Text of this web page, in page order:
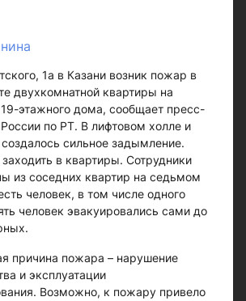
1а в Казани возник пожар в
двухкомнатной квартиры на
этажного дома, сообщает пресс-
по РТ. В лифтовом холле и
сильное задымление.
в квартиры. Сотрудники
из соседних квартир на седьмом
человек, в том числе одного
человек эвакуировались сами до
причина пожара – нарушение
и эксплуатации
Возможно, к пожару привело